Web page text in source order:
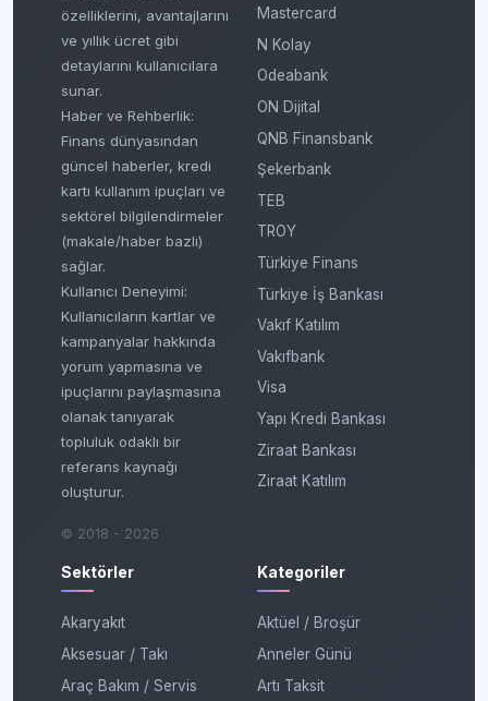
özelliklerini, avantajlarını
ve yıllık ücret gibi
detaylarını kullanıcılara
sunar.
Haber ve Rehberlik:
Finans dünyasından
güncel haberler, kredi
kartı kullanım ipuçları ve
sektörel bilgilendirmeler
(makale/haber bazlı)
sağlar.
Kullanıcı Deneyimi:
Kullanıcıların kartlar ve
kampanyalar hakkında
yorum yapmasına ve
ipuçlarını paylaşmasına
olanak tanıyarak
topluluk odaklı bir
referans kaynağı
oluşturur.
© 2018 - 2026
Mastercard
N Kolay
Odeabank
ON Dijital
QNB Finansbank
Şekerbank
TEB
TROY
Türkiye Finans
Türkiye İş Bankası
Vakıf Katılım
Vakıfbank
Visa
Yapı Kredi Bankası
Ziraat Bankası
Ziraat Katılım
Sektörler
Akaryakıt
Aksesuar / Takı
Araç Bakım / Servis
Kategoriler
Aktüel / Broşür
Anneler Günü
Artı Taksit